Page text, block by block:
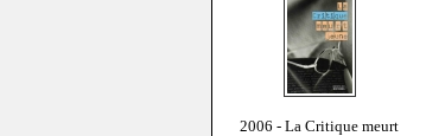
2006 - La Critique meurt